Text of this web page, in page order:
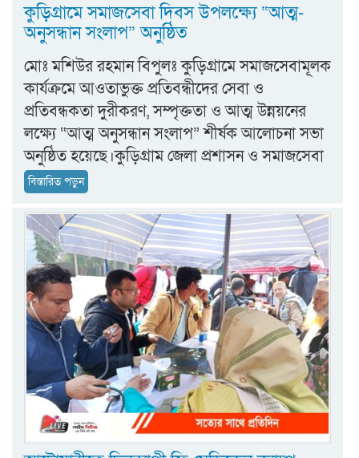
কুড়িগ্রামে সমাজসেবা দিবস উপলক্ষ্যে “আত্ম-
অনুসন্ধান সংলাপ” অনুষ্ঠিত
মোঃ মশিউর রহমান বিপুলঃ ‎কুড়িগ্রামে সমাজসেবামূলক
কার্যক্রমে আওতাভুক্ত প্রতিবন্ধীদের সেবা ও
প্রতিবন্ধকতা দুরীকরণ, সম্পৃক্ততা ও আত্ম উন্নয়নের
লক্ষ্যে “আত্ম অনুসন্ধান সংলাপ” শীর্ষক আলোচনা সভা
অনুষ্ঠিত হয়েছে।কুড়িগ্রাম জেলা প্রশাসন ও সমাজসেবা
বিস্তারিত পড়ুন